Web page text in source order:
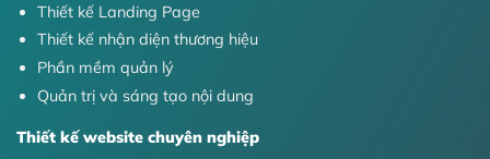
Thiết kế Landing Page
Thiết kế nhận diện thương hiệu
Phần mềm quản lý
Quản trị và sáng tạo nội dung
Thiết kế website chuyên nghiệp